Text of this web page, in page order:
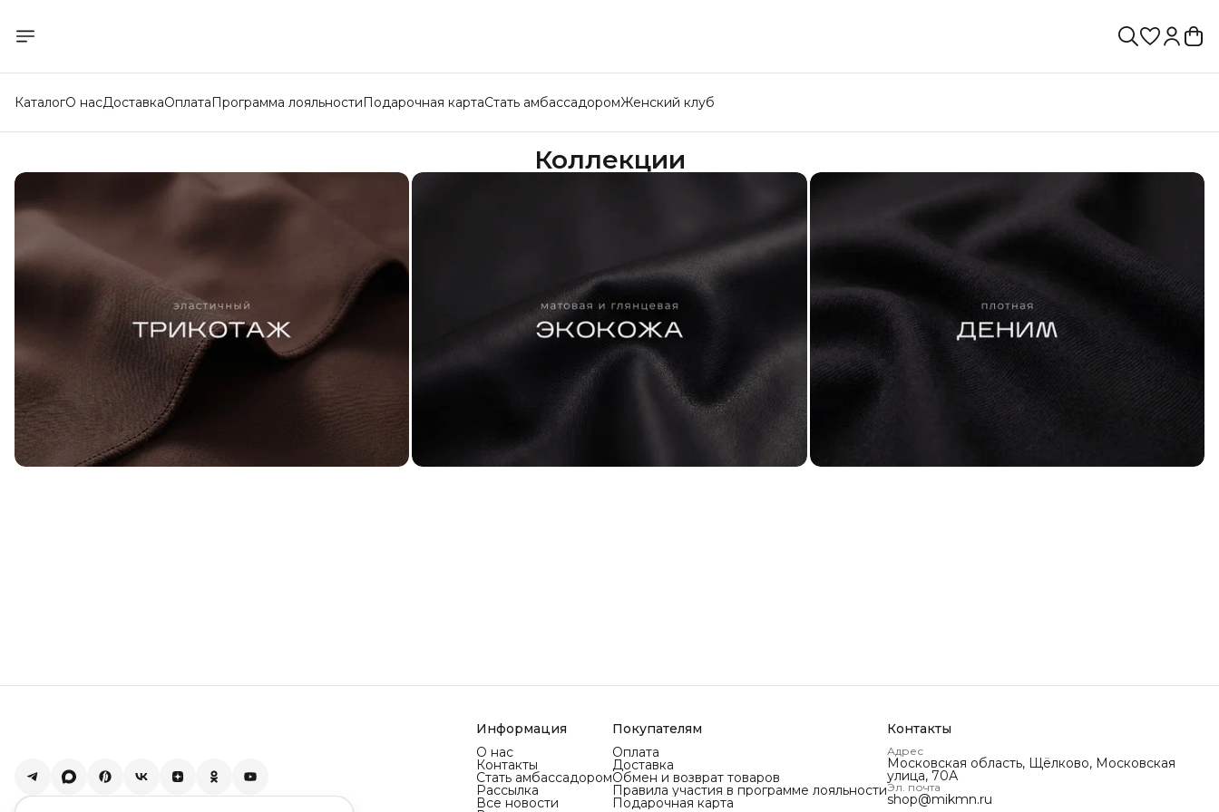
КаталогО насДоставкаОплатаПрограмма лояльностиПодарочная картаСтать амбассадоромЖенский клуб
Коллекции
Информация
О нас
Контакты
Стать амбассадором
Рассылка
Все новости
Покупателям
Оплата
Доставка
Обмен и возврат товаров
Правила участия в программе лояльности
Подарочная карта
Контакты
Адрес
Московская область, Щёлково, Московская
улица, 70А
Эл. почта
shop@mikmn.ru